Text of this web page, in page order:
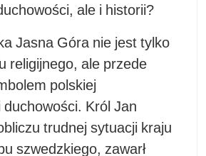
ale i historii?
Jasna Góra nie jest tylko
religijnego, ale przede
polskiej
duchowości. Król Jan
trudnej sytuacji kraju
szwedzkiego, zawarł